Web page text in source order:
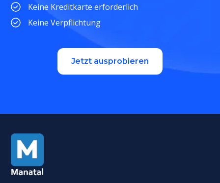
Keine Kreditkarte erforderlich
Keine Verpflichtung
Jetzt ausprobieren